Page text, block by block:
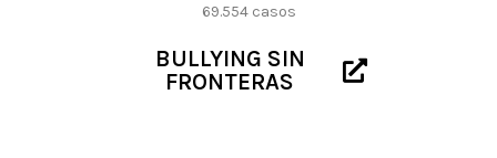
69.554 casos
BULLYING SIN
FRONTERAS